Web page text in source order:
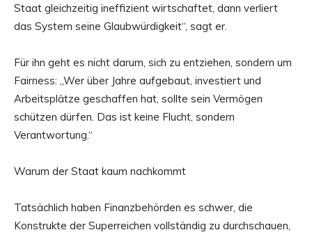
Staat gleichzeitig ineffizient wirtschaftet, dann verliert
das System seine Glaubwürdigkeit“, sagt er.
Für ihn geht es nicht darum, sich zu entziehen, sondern um
Fairness: „Wer über Jahre aufgebaut, investiert und
Arbeitsplätze geschaffen hat, sollte sein Vermögen
schützen dürfen. Das ist keine Flucht, sondern
Verantwortung.“
Warum der Staat kaum nachkommt
Tatsächlich haben Finanzbehörden es schwer, die
Konstrukte der Superreichen vollständig zu durchschauen,